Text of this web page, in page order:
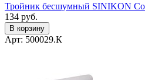
Тройник бесшумный SINIKON
134 руб.
В корзину
Арт: 500029.К